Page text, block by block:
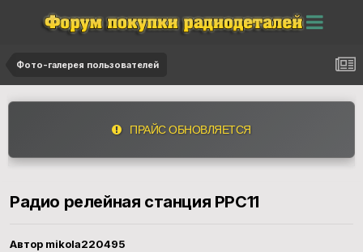
Фото-галерея пользователей
ПРАЙС ОБНОВЛЯЕТСЯ
Радио релейная станция РРС11
Автор mikola220495